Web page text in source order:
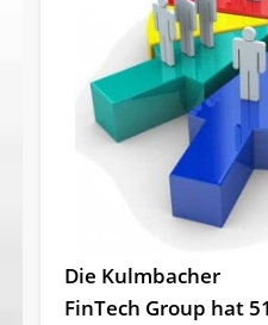
Die Kulmbacher
FinTech Group hat